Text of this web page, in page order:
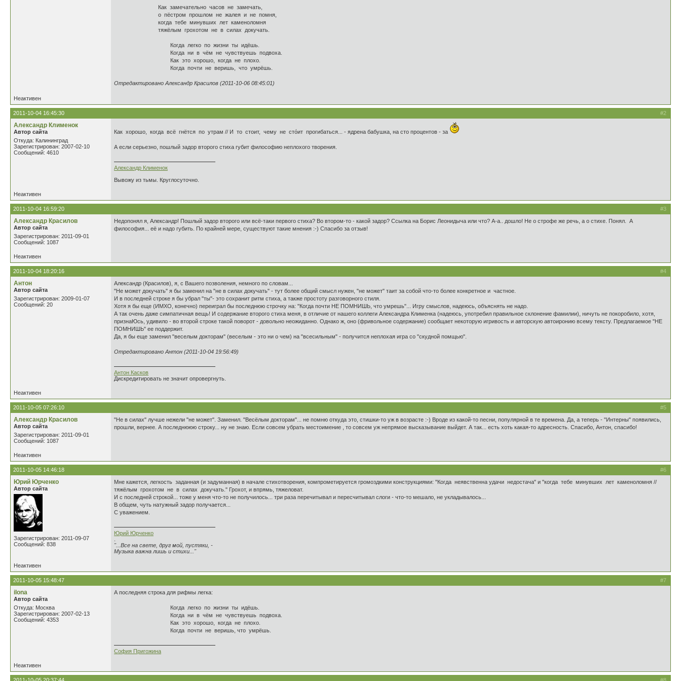
Как замечательно часов не замечать,
о пёстром прошлом не жалея и не помня,
когда тебе минувших лет каменоломня
тяжёлым грохотом не в силах докучать.
Когда легко по жизни ты идёшь.
Когда ни в чём не чувствуешь подвоха.
Как это хорошо, когда не плохо.
Когда почти не веришь, что умрёшь.
Отредактировано Александр Красилов (2011-10-06 08:45:01)
Неактивен
#2
2011-10-04 16:45:30
Александр Клименок
Автор сайта
Откуда: Калининград
Зарегистрирован: 2007-02-10
Сообщений: 4610
Как хорошо, когда всё гнётся по утрам // И то стоит, чему не стόит прогибаться... - ядрена бабушка, на сто процентов - за
А если серьезно, пошлый задор второго стиха губит философию неплохого творения.
Александр Клименок
Вывожу из тьмы. Круглосуточно.
Неактивен
#3
2011-10-04 16:59:20
Александр Красилов
Автор сайта
Зарегистрирован: 2011-09-01
Сообщений: 1087
Недопонял я, Александр! Пошлый задор второго или всё-таки первого стиха? Во втором-то - какой задор? Ссылка на Борис Леонидыча или что? А-а.. дошло! Не о строфе же речь, а о стихе. Понял. А
философия... её и надо губить. По крайней мере, существуют такие мнения :-) Спасибо за отзыв!
Неактивен
#4
2011-10-04 18:20:16
Антон
Автор сайта
Зарегистрирован: 2009-01-07
Сообщений: 20
Александр (Красилов), я, с Вашего позволения, немного по словам...
"Не может докучать" я бы заменил на "не в силах докучать" - тут более общий смысл нужен, "не может" таит за собой что-то более конкретное и частное.
И в последней строке я бы убрал "ты"- это сохранит ритм стиха, а также простоту разговорного стиля.
Хотя я бы еще (ИМХО, конечно) переиграл бы последнюю строчку на: "Когда почти НЕ ПОМНИШЬ, что умрешь"... Игру смыслов, надеюсь, объяснять не надо.
А так очень даже симпатичная вещь! И содержание второго стиха меня, в отличие от нашего коллеги Александра Клименка (надеюсь, употребил правильное склонение фамилии), ничуть не покоробило, хотя,
признаЮсь, удивило - во второй строке такой поворот - довольно неожиданно. Однако ж, оно (фривольное содержание) сообщает некоторую игривость и авторскую автоиронию всему тексту. Предлагаемое "НЕ
ПОМНИШЬ" ее поддержит.
Да, я бы еще заменил "веселым докторам" (веселым - это ни о чем) на "всесильным" - получится неплохая игра со "скудной помщью".
Отредактировано Антон (2011-10-04 19:56:49)
Антон Касков
Дискредитировать не значит опровергнуть.
Неактивен
#5
2011-10-05 07:26:10
Александр Красилов
Автор сайта
Зарегистрирован: 2011-09-01
Сообщений: 1087
"Не в силах" лучше нежели "не может". Заменил. "Весёлым докторам"... не помню откуда это, стишки-то уж в возрасте :-) Вроде из какой-то песни, популярной в те времена. Да, а теперь - "Интерны" появились,
прошли, вернее. А последнююю строку... ну не знаю. Если совсем убрать местоимение , то совсем уж непрямое высказывание выйдет. А так... есть хоть какая-то адресность. Спасибо, Антон, спасибо!
Неактивен
#6
2011-10-05 14:46:18
Юрий Юрченко
Автор сайта
Зарегистрирован: 2011-09-07
Сообщений: 838
Мне кажется, легкость заданная (и задуманная) в начале стихотворения, компрометируется громоздкими конструкциями: "Когда неявственна удачи недостача" и "когда тебе минувших лет каменоломня //
тяжёлым грохотом не в силах докучать." Грохот, и впрямь, тяжеловат.
И с последней строкой... тоже у меня что-то не получилось... три раза перечитывал и пересчитывал слоги - что-то мешало, не укладывалось...
В общем, чуть натужный задор получается...
С уважением.
Юрий Юрченко
"...Все на свете, друг мой, пустяки, -
Музыка важна лишь и стихи..."
Неактивен
#7
2011-10-05 15:48:47
ilona
Автор сайта
Откуда: Москва
Зарегистрирован: 2007-02-13
Сообщений: 4353
А последняя строка для рифмы легка:
Когда легко по жизни ты идёшь.
Когда ни в чём не чувствуешь подвоха.
Как это хорошо, когда не плохо.
Когда почти не веришь, что умрёшь.
София Пригожина
Неактивен